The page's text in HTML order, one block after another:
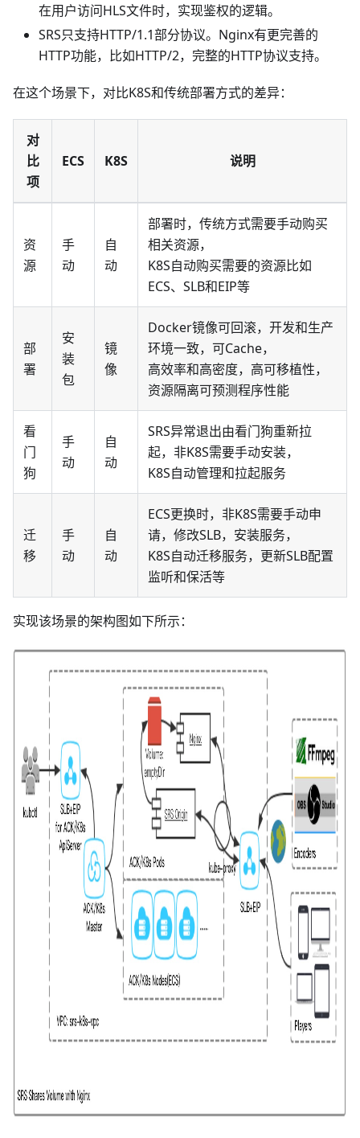
在用户访问HLS文件时，实现鉴权的逻辑。
SRS只支持HTTP/1.1部分协议。Nginx有更完善的
HTTP功能，比如HTTP/2，完整的HTTP协议支持。
在这个场景下，对比K8S和传统部署方式的差异：
对
比
项
ECS K8S 说明
资
源
手
动
自
动
部署时，传统方式需要手动购买
相关资源，
K8S自动购买需要的资源比如
ECS、SLB和EIP等
部
署
安
装
包
镜
像
Docker镜像可回滚，开发和生产
环境一致，可Cache，
高效率和高密度，高可移植性，
资源隔离可预测程序性能
看
门
狗
手
动
自
动
SRS异常退出由看门狗重新拉
起，非K8S需要手动安装，
K8S自动管理和拉起服务
迁
移
手
动
自
动
ECS更换时，非K8S需要手动申
请，修改SLB，安装服务，
K8S自动迁移服务，更新SLB配置
监听和保活等
实现该场景的架构图如下所示：